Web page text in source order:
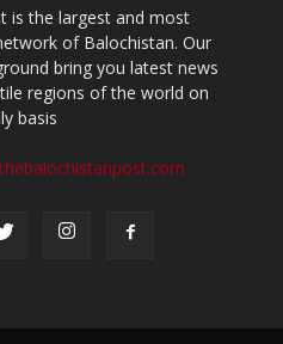
is the largest and most
of Balochistan. Our
bring you latest news
regions of the world on
basis.